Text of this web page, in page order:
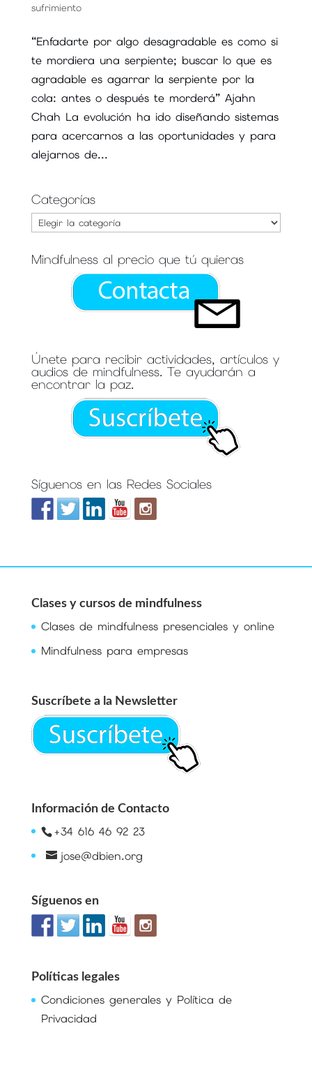
sufrimiento
“Enfadarte por algo desagradable es como si
te mordiera una serpiente; buscar lo que es
agradable es agarrar la serpiente por la
cola: antes o después te morderá” Ajahn
Chah La evolución ha ido diseñando sistemas
para acercarnos a las oportunidades y para
alejarnos de...
Categorías
Categorías
Mindfulness al precio que tú quieras
Únete para recibir actividades, artículos y
audios de mindfulness. Te ayudarán a
encontrar la paz.
Síguenos en las Redes Sociales
Clases y cursos de mindfulness
Clases de mindfulness presenciales y online
Mindfulness para empresas
Suscríbete a la Newsletter
Información de Contacto
+34 616 46 92 23
jose@dbien.org
Síguenos en
Políticas legales
Condiciones generales y Política de
Privacidad